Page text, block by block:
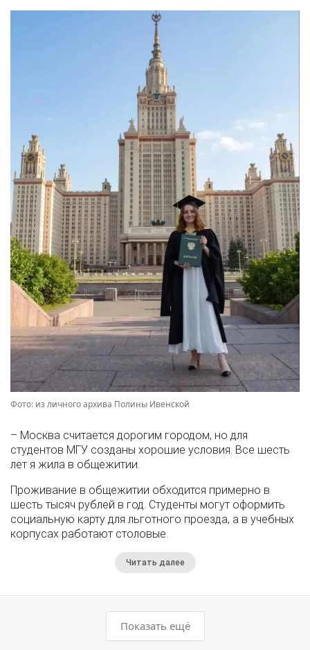
Фото: из личного архива Полины Ивенской
– Москва считается дорогим городом, но для
студентов МГУ созданы хорошие условия. Все шесть
лет я жила в общежитии.
Проживание в общежитии обходится примерно в
шесть тысяч рублей в год. Студенты могут оформить
социальную карту для льготного проезда, а в учебных
корпусах работают столовые.
Читать далее
Показать ещё